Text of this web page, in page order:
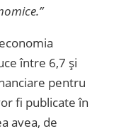
între 6,7 și
pentru
fi publicate în
avea, de